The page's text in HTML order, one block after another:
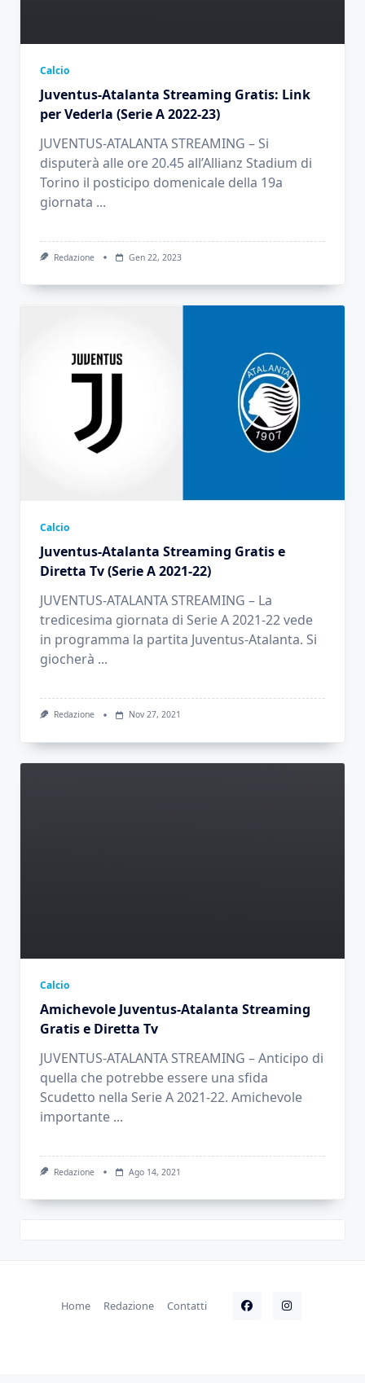
Calcio
Juventus-Atalanta Streaming Gratis: Link
per Vederla (Serie A 2022-23)
JUVENTUS-ATALANTA STREAMING – Si
disputerà alle ore 20.45 all’Allianz Stadium di
Torino il posticipo domenicale della 19a
giornata ...
Redazione Gen 22, 2023
Calcio
Juventus-Atalanta Streaming Gratis e
Diretta Tv (Serie A 2021-22)
JUVENTUS-ATALANTA STREAMING – La
tredicesima giornata di Serie A 2021-22 vede
in programma la partita Juventus-Atalanta. Si
giocherà ...
Redazione Nov 27, 2021
Calcio
Amichevole Juventus-Atalanta Streaming
Gratis e Diretta Tv
JUVENTUS-ATALANTA STREAMING – Anticipo di
quella che potrebbe essere una sfida
Scudetto nella Serie A 2021-22. Amichevole
importante ...
Redazione Ago 14, 2021
Home Redazione Contatti